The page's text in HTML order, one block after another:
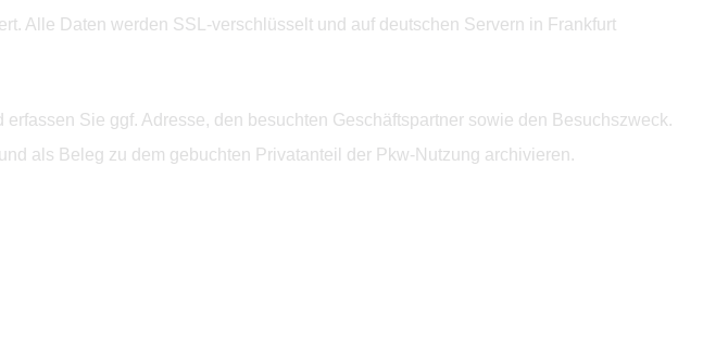
Alle Daten werden SSL-verschlüsselt und auf deutschen Servern in Frankfurt
Sie ggf. Adresse, den besuchten Geschäftspartner sowie den Besuchszweck.
als Beleg zu dem gebuchten Privatanteil der Pkw-Nutzung archivieren.